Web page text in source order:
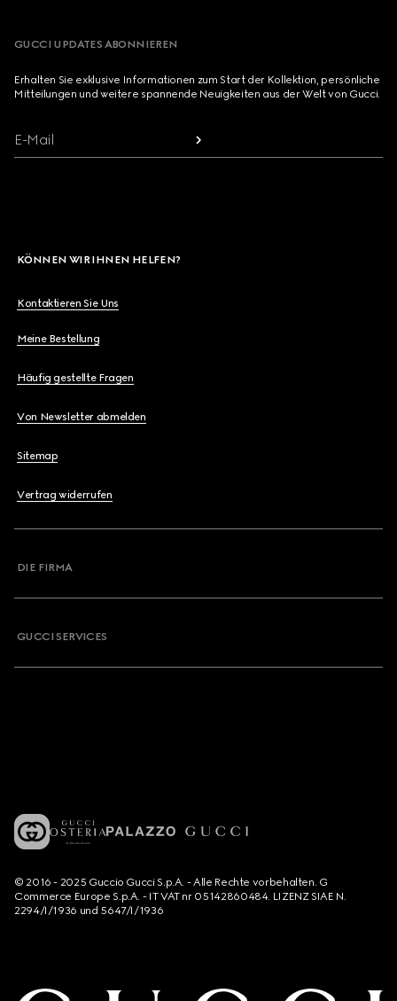
GUCCI UPDATES ABONNIEREN
Erhalten Sie exklusive Informationen zum Start der Kollektion, persönliche
Mitteilungen und weitere spannende Neuigkeiten aus der Welt von Gucci.
E-Mail
KÖNNEN WIR IHNEN HELFEN?
Kontaktieren Sie Uns
Meine Bestellung
Häufig gestellte Fragen
Von Newsletter abmelden
Sitemap
Vertrag widerrufen
DIE FIRMA
GUCCI SERVICES
© 2016 - 2025 Guccio Gucci S.p.A. - Alle Rechte vorbehalten. G
Commerce Europe S.p.A. - IT VAT nr 05142860484. LIZENZ SIAE N.
2294/I/1936 und 5647/I/1936